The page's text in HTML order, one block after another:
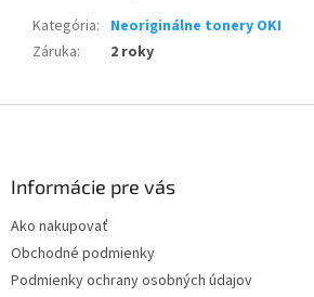
Kategória: Neoriginálne tonery OKI
Záruka: 2 roky
Informácie pre vás
Ako nakupovať
Obchodné podmienky
Podmienky ochrany osobných údajov